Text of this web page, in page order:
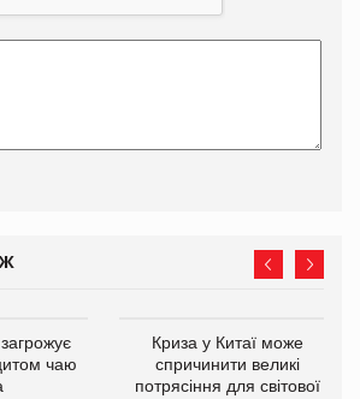
чаю
Криза у Китаї може
спричинити великі
потрясіння для світової